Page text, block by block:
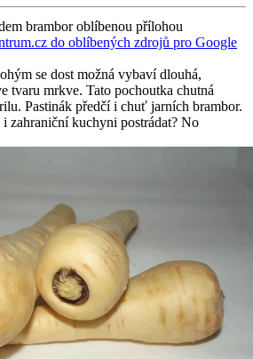
brambor oblíbenou přílohou
do oblíbených zdrojů pro Google
se dost možná vybaví dlouhá,
tvaru mrkve. Tato pochoutka chutná
Pastinák předčí i chuť jarních brambor.
zahraniční kuchyni postrádat? No